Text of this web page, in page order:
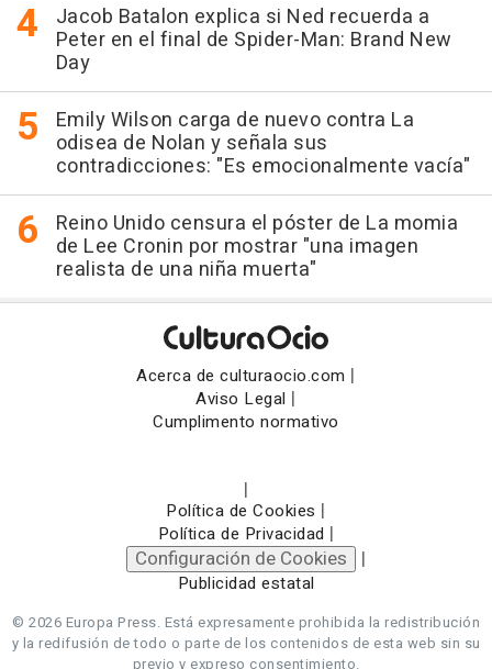
Jacob Batalon explica si Ned recuerda a
Peter en el final de Spider-Man: Brand New
Day
Emily Wilson carga de nuevo contra La
odisea de Nolan y señala sus
contradicciones: "Es emocionalmente vacía"
Reino Unido censura el póster de La momia
de Lee Cronin por mostrar "una imagen
realista de una niña muerta"
Acerca de culturaocio.com |
Aviso Legal |
Cumplimento normativo
|
Política de Cookies |
Política de Privacidad |
Configuración de Cookies |
Publicidad estatal
© 2026 Europa Press. Está expresamente prohibida la redistribución
y la redifusión de todo o parte de los contenidos de esta web sin su
previo y expreso consentimiento.